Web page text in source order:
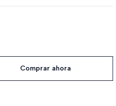
Comprar ahora